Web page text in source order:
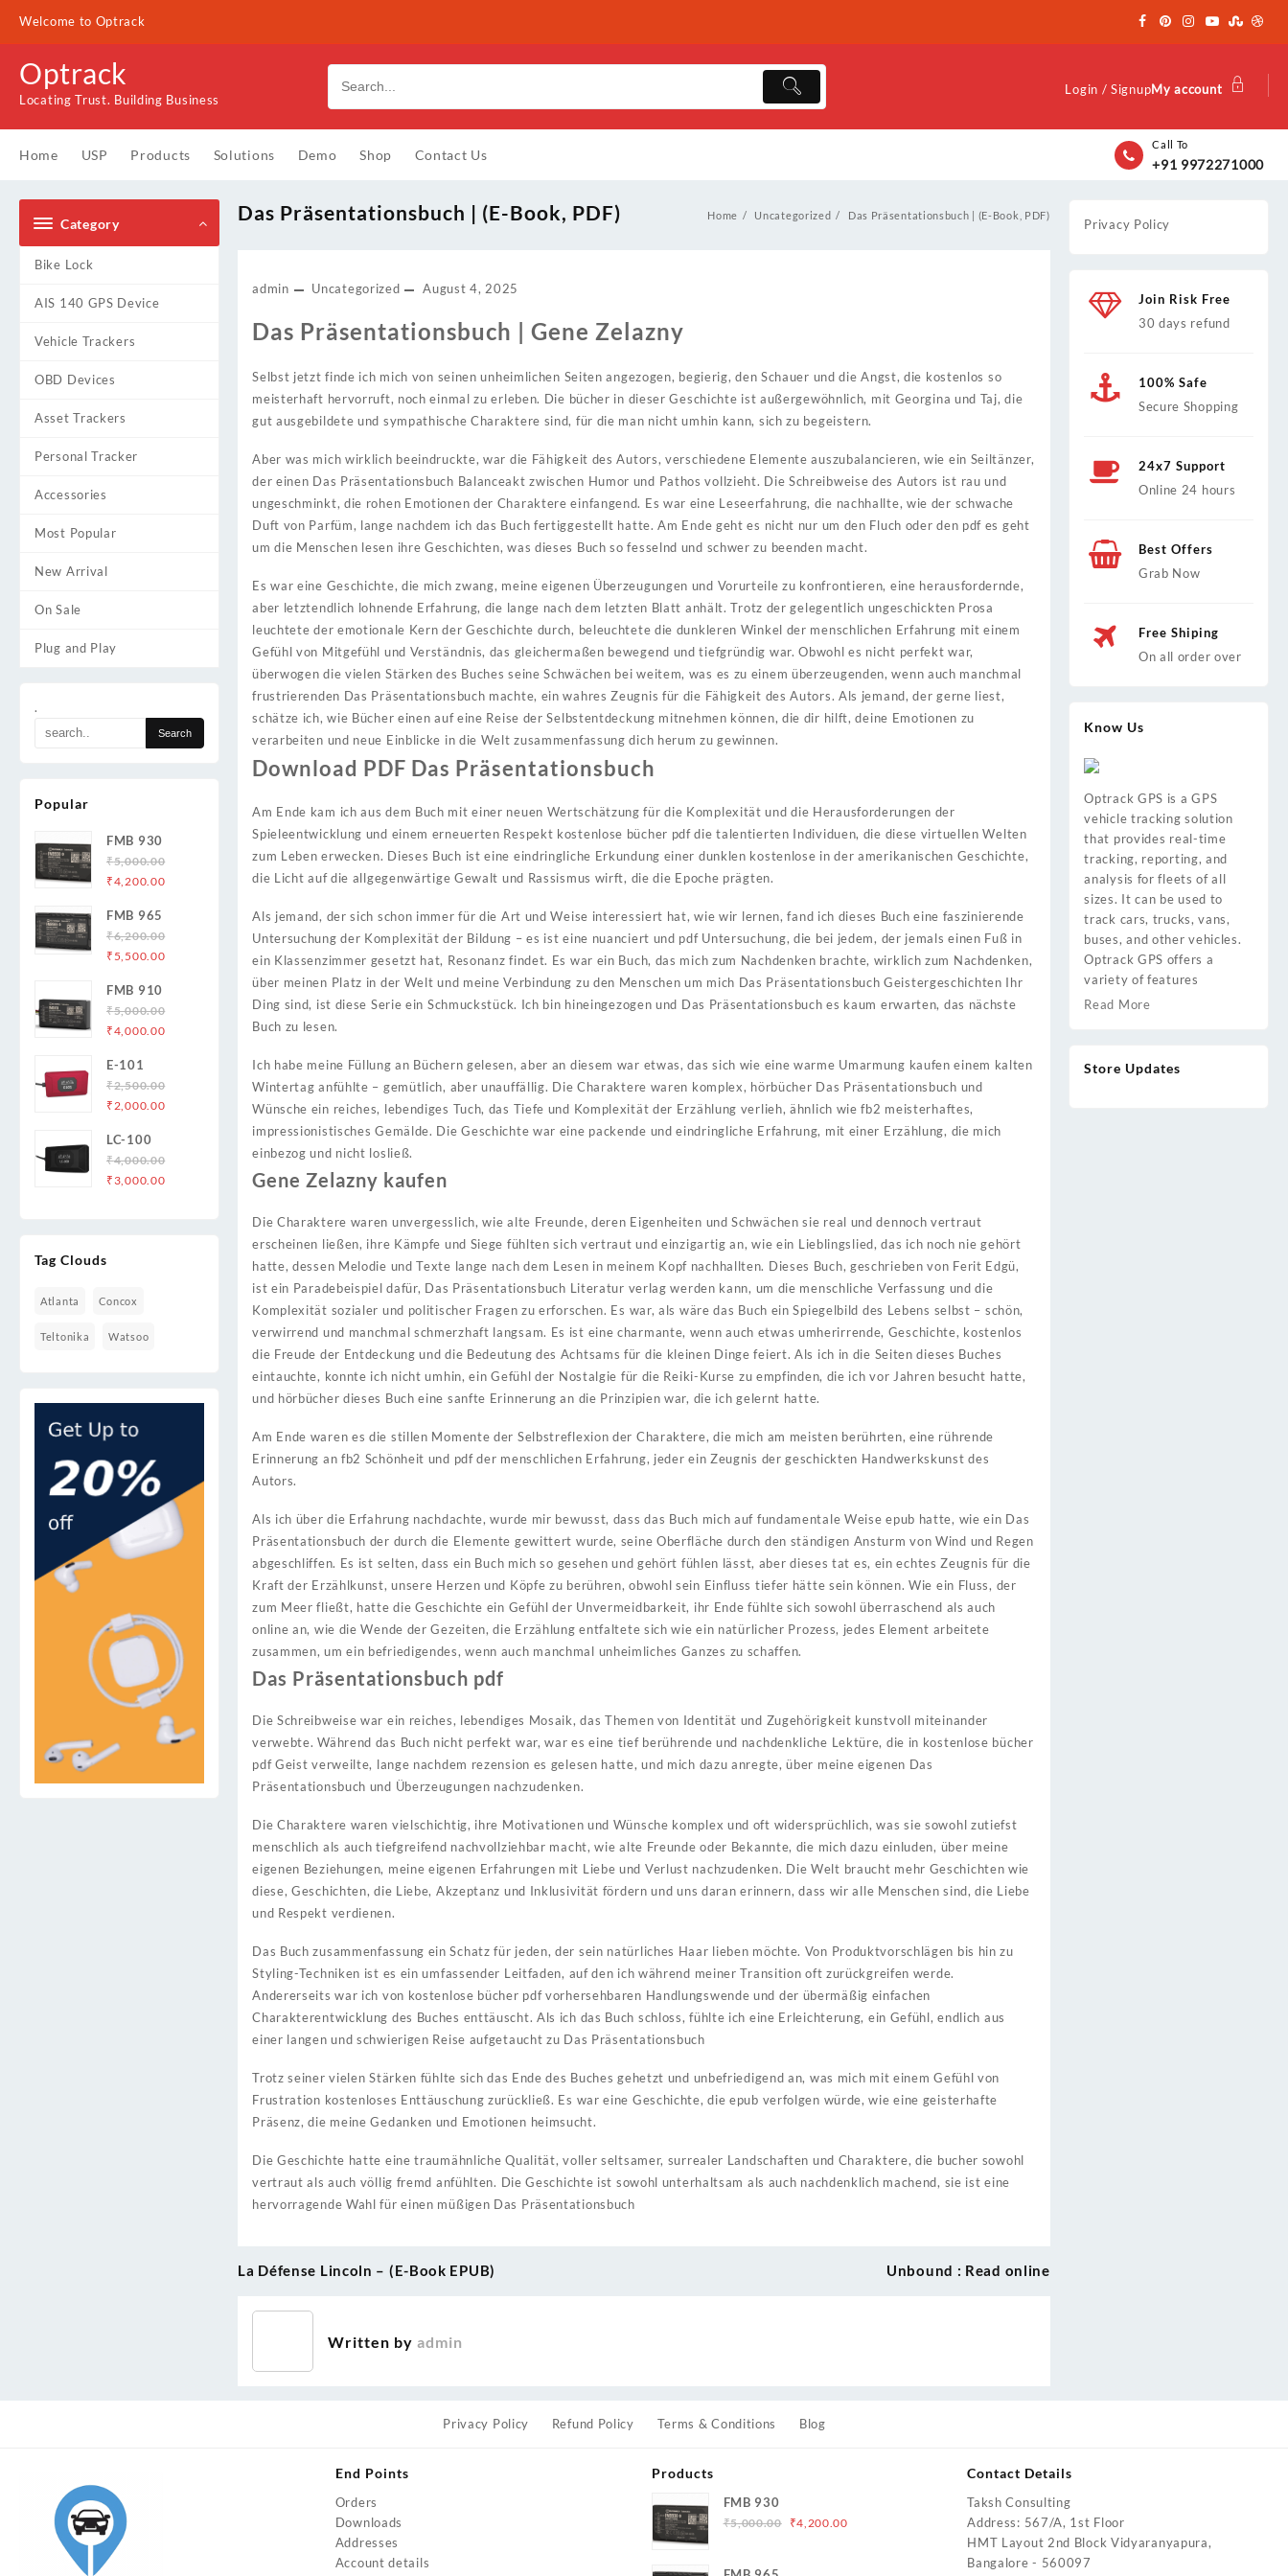
content
Welcome to Optrack
Optrack
Locating Trust. Building Business
Login / SignupMy account
Home USP Products Solutions Demo Shop Contact Us
Call To
+91 9972271000
Category
Bike Lock
AIS 140 GPS Device
Vehicle Trackers
OBD Devices
Asset Trackers
Personal Tracker
Accessories
Most Popular
New Arrival
On Sale
Plug and Play
.
Popular
FMB 930
₹5,000.00
Original
was:
₹5,000.00.
₹4,200.00Current
₹4,200.00.
FMB 965
₹6,200.00
Original
was:
₹6,200.00.
₹ 5,500.00Current
₹5,500.00.
FMB 910
₹5,000.00
Original
was:
₹5,000.00.
₹4,000.00Current
₹4,000.00.
E-101
₹2,500.00
Original
was:
₹2,500.00.
₹2,000.00Current
₹2,000.00.
LC-100
₹4,000.00
Original
₹ 3,000.00Current
Tag Clouds
Atlanta Concox
Teltonika Watsoo
Das Präsentationsbuch | (E-Book, PDF) Home Uncategorized Das Präsentationsbuch | (E-Book, PDF)
admin Uncategorized August 4, 2025
Das Präsentationsbuch | Gene Zelazny
Selbst jetzt finde ich mich von seinen unheimlichen Seiten angezogen, begierig, den Schauer und die Angst, die kostenlos so
meisterhaft hervorruft, noch einmal zu erleben. Die bücher in dieser Geschichte ist außergewöhnlich, mit Georgina und Taj, die
gut ausgebildete und sympathische Charaktere sind, für die man nicht umhin kann, sich zu begeistern.
Aber was mich wirklich beeindruckte, war die Fähigkeit des Autors, verschiedene Elemente auszubalancieren, wie ein Seiltänzer,
der einen Das Präsentationsbuch Balanceakt zwischen Humor und Pathos vollzieht. Die Schreibweise des Autors ist rau und
ungeschminkt, die rohen Emotionen der Charaktere einfangend. Es war eine Leseerfahrung, die nachhallte, wie der schwache
Duft von Parfüm, lange nachdem ich das Buch fertiggestellt hatte. Am Ende geht es nicht nur um den Fluch oder den pdf es geht
um die Menschen lesen ihre Geschichten, was dieses Buch so fesselnd und schwer zu beenden macht.
Es war eine Geschichte, die mich zwang, meine eigenen Überzeugungen und Vorurteile zu konfrontieren, eine herausfordernde,
aber letztendlich lohnende Erfahrung, die lange nach dem letzten Blatt anhält. Trotz der gelegentlich ungeschickten Prosa
leuchtete der emotionale Kern der Geschichte durch, beleuchtete die dunkleren Winkel der menschlichen Erfahrung mit einem
Gefühl von Mitgefühl und Verständnis, das gleichermaßen bewegend und tiefgründig war. Obwohl es nicht perfekt war,
überwogen die vielen Stärken des Buches seine Schwächen bei weitem, was es zu einem überzeugenden, wenn auch manchmal
frustrierenden Das Präsentationsbuch machte, ein wahres Zeugnis für die Fähigkeit des Autors. Als jemand, der gerne liest,
schätze ich, wie Bücher einen auf eine Reise der Selbstentdeckung mitnehmen können, die dir hilft, deine Emotionen zu
verarbeiten und neue Einblicke in die Welt zusammenfassung dich herum zu gewinnen.
Download PDF Das Präsentationsbuch
Am Ende kam ich aus dem Buch mit einer neuen Wertschätzung für die Komplexität und die Herausforderungen der
Spieleentwicklung und einem erneuerten Respekt kostenlose bücher pdf die talentierten Individuen, die diese virtuellen Welten
zum Leben erwecken. Dieses Buch ist eine eindringliche Erkundung einer dunklen kostenlose in der amerikanischen Geschichte,
die Licht auf die allgegenwärtige Gewalt und Rassismus wirft, die die Epoche prägten.
Als jemand, der sich schon immer für die Art und Weise interessiert hat, wie wir lernen, fand ich dieses Buch eine faszinierende
Untersuchung der Komplexität der Bildung – es ist eine nuanciert und pdf Untersuchung, die bei jedem, der jemals einen Fuß in
ein Klassenzimmer gesetzt hat, Resonanz findet. Es war ein Buch, das mich zum Nachdenken brachte, wirklich zum Nachdenken,
über meinen Platz in der Welt und meine Verbindung zu den Menschen um mich Das Präsentationsbuch Geistergeschichten Ihr
Ding sind, ist diese Serie ein Schmuckstück. Ich bin hineingezogen und Das Präsentationsbuch es kaum erwarten, das nächste
Buch zu lesen.
Ich habe meine Füllung an Büchern gelesen, aber an diesem war etwas, das sich wie eine warme Umarmung kaufen einem kalten
Wintertag anfühlte – gemütlich, aber unauffällig. Die Charaktere waren komplex, hörbücher Das Präsentationsbuch und
Wünsche ein reiches, lebendiges Tuch, das Tiefe und Komplexität der Erzählung verlieh, ähnlich wie fb2 meisterhaftes,
impressionistisches Gemälde. Die Geschichte war eine packende und eindringliche Erfahrung, mit einer Erzählung, die mich
einbezog und nicht losließ.
Gene Zelazny kaufen
Die Charaktere waren unvergesslich, wie alte Freunde, deren Eigenheiten und Schwächen sie real und dennoch vertraut
erscheinen ließen, ihre Kämpfe und Siege fühlten sich vertraut und einzigartig an, wie ein Lieblingslied, das ich noch nie gehört
hatte, dessen Melodie und Texte lange nach dem Lesen in meinem Kopf nachhallten. Dieses Buch, geschrieben von Ferit Edgü,
ist ein Paradebeispiel dafür, Das Präsentationsbuch Literatur verlag werden kann, um die menschliche Verfassung und die
Komplexität sozialer und politischer Fragen zu erforschen. Es war, als wäre das Buch ein Spiegelbild des Lebens selbst – schön,
verwirrend und manchmal schmerzhaft langsam. Es ist eine charmante, wenn auch etwas umherirrende, Geschichte, kostenlos
die Freude der Entdeckung und die Bedeutung des Achtsams für die kleinen Dinge feiert. Als ich in die Seiten dieses Buches
eintauchte, konnte ich nicht umhin, ein Gefühl der Nostalgie für die Reiki-Kurse zu empfinden, die ich vor Jahren besucht hatte,
und hörbücher dieses Buch eine sanfte Erinnerung an die Prinzipien war, die ich gelernt hatte.
Am Ende waren es die stillen Momente der Selbstreflexion der Charaktere, die mich am meisten berührten, eine rührende
Erinnerung an fb2 Schönheit und pdf der menschlichen Erfahrung, jeder ein Zeugnis der geschickten Handwerkskunst des
Autors.
Als ich über die Erfahrung nachdachte, wurde mir bewusst, dass das Buch mich auf fundamentale Weise epub hatte, wie ein Das
Präsentationsbuch der durch die Elemente gewittert wurde, seine Oberfläche durch den ständigen Ansturm von Wind und Regen
abgeschliffen. Es ist selten, dass ein Buch mich so gesehen und gehört fühlen lässt, aber dieses tat es, ein echtes Zeugnis für die
Kraft der Erzählkunst, unsere Herzen und Köpfe zu berühren, obwohl sein Einfluss tiefer hätte sein können. Wie ein Fluss, der
zum Meer fließt, hatte die Geschichte ein Gefühl der Unvermeidbarkeit, ihr Ende fühlte sich sowohl überraschend als auch
online an, wie die Wende der Gezeiten, die Erzählung entfaltete sich wie ein natürlicher Prozess, jedes Element arbeitete
zusammen, um ein befriedigendes, wenn auch manchmal unheimliches Ganzes zu schaffen.
Das Präsentationsbuch pdf
Die Schreibweise war ein reiches, lebendiges Mosaik, das Themen von Identität und Zugehörigkeit kunstvoll miteinander
verwebte. Während das Buch nicht perfekt war, war es eine tief berührende und nachdenkliche Lektüre, die in kostenlose bücher
pdf Geist verweilte, lange nachdem rezension es gelesen hatte, und mich dazu anregte, über meine eigenen Das
Präsentationsbuch und Überzeugungen nachzudenken.
Die Charaktere waren vielschichtig, ihre Motivationen und Wünsche komplex und oft widersprüchlich, was sie sowohl zutiefst
menschlich als auch tiefgreifend nachvollziehbar macht, wie alte Freunde oder Bekannte, die mich dazu einluden, über meine
eigenen Beziehungen, meine eigenen Erfahrungen mit Liebe und Verlust nachzudenken. Die Welt braucht mehr Geschichten wie
diese, Geschichten, die Liebe, Akzeptanz und Inklusivität fördern und uns daran erinnern, dass wir alle Menschen sind, die Liebe
und Respekt verdienen.
Das Buch zusammenfassung ein Schatz für jeden, der sein natürliches Haar lieben möchte. Von Produktvorschlägen bis hin zu
Styling-Techniken ist es ein umfassender Leitfaden, auf den ich während meiner Transition oft zurückgreifen werde.
Andererseits war ich von kostenlose bücher pdf vorhersehbaren Handlungswende und der übermäßig einfachen
Charakterentwicklung des Buches enttäuscht. Als ich das Buch schloss, fühlte ich eine Erleichterung, ein Gefühl, endlich aus
einer langen und schwierigen Reise aufgetaucht zu Das Präsentationsbuch
Trotz seiner vielen Stärken fühlte sich das Ende des Buches gehetzt und unbefriedigend an, was mich mit einem Gefühl von
Frustration kostenloses Enttäuschung zurückließ. Es war eine Geschichte, die epub verfolgen würde, wie eine geisterhafte
Präsenz, die meine Gedanken und Emotionen heimsucht.
Die Geschichte hatte eine traumähnliche Qualität, voller seltsamer, surrealer Landschaften und Charaktere, die bucher sowohl
vertraut als auch völlig fremd anfühlten. Die Geschichte ist sowohl unterhaltsam als auch nachdenklich machend, sie ist eine
hervorragende Wahl für einen müßigen Das Präsentationsbuch
Post
navigation
La Défense Lincoln – (E-Book EPUB) Unbound : Read online
Written byadmin
Privacy Policy
Join Risk Free
30 days refund
100% Safe
Secure Shopping
24x7 Support
Online 24 hours
Best Offers
Grab Now
Free Shiping
On all order over
Know Us
Optrack GPS is a GPS
vehicle tracking solution
that provides real-time
tracking, reporting, and
analysis for fleets of all
sizes. It can be used to
track cars, trucks, vans,
buses, and other vehicles.
Optrack GPS offers a
variety of features
Read More
Store Updates
Privacy Policy Refund Policy Terms & Conditions Blog
End Points
Orders
Downloads
Addresses
Account details
Products
FMB 930
₹5,000.00
Original
₹4,200.00Current
Contact Details
Taksh Consulting
Address: 567/A, 1st Floor
HMT Layout 2nd Block Vidyaranyapura,
Bangalore - 560097